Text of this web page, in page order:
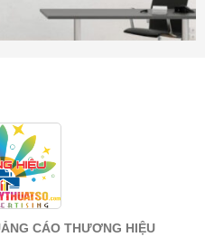
CÁO THƯƠNG HIỆU